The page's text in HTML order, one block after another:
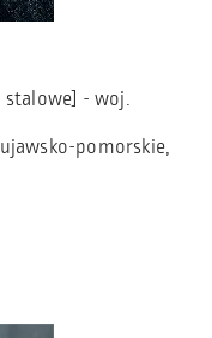
stalowe] - woj.
pomorskie,